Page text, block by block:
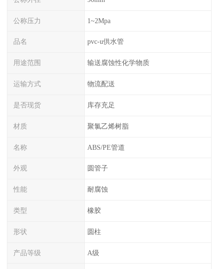
公称压力 1~2Mpa
品名 pvc-u供水管
用途范围 输送腐蚀性化学物质
运输方式 物流配送
是否现货 库存充足
材质 聚氯乙烯树脂
名称 ABS/PE管道
外观 圆管子
性能 耐腐蚀
类型 橡胶
形状 圆柱
产品等级 A级